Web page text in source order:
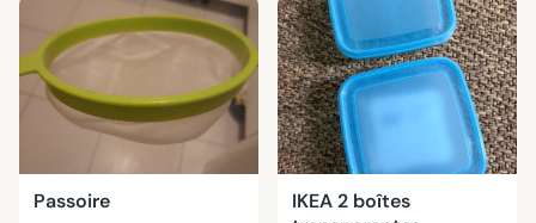
Passoire
IKEA 2 boîtes